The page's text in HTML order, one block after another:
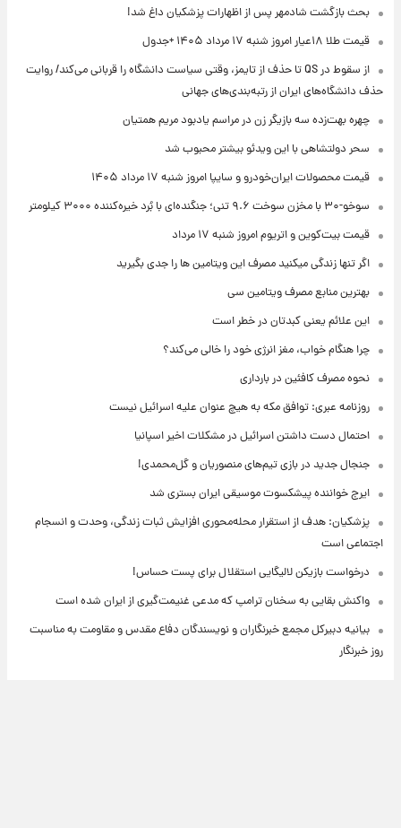
بحث بازگشت شادمهر پس از اظهارات پزشکیان داغ شد!
قیمت طلا ۱۸عیار امروز شنبه ۱۷ مرداد ۱۴۰۵ +جدول
از سقوط در QS تا حذف از تایمز، وقتی سیاست دانشگاه را قربانی می‌کند/ روایت
حذف دانشگاه‌های ایران از رتبه‌بندی‌های جهانی
چهره بهت‌زده سه بازیگر زن در مراسم یادبود مریم همتیان
سحر دولتشاهی با این ویدئو بیشتر محبوب شد
قیمت محصولات ایران‌خودرو و سایپا امروز شنبه ۱۷ مرداد ۱۴۰۵
سوخو-۳۰ با مخزن سوخت ۹.۶ تنی؛ جنگنده‌ای با بُرد خیره‌کننده ۳۰۰۰ کیلومتر
قیمت بیت‌کوین و اتریوم امروز شنبه ۱۷ مرداد
اگر تنها زندگی میکنید مصرف این ویتامین ها را جدی بگیرید
بهترین منابع مصرف ویتامین سی
این علائم یعنی کبدتان در خطر است
چرا هنگام خواب، مغز انرژی خود را خالی می‌کند؟
نحوه مصرف کافئین در بارداری
روزنامه عبری: توافق مکه به هیچ عنوان علیه اسرائیل نیست
احتمال دست داشتن اسرائیل در مشکلات اخیر اسپانیا
جنجال جدید در بازی تیم‌های منصوریان و گل‌محمدی!
ایرج خواننده پیشکسوت موسیقی ایران بستری شد
پزشکیان: هدف از استقرار محله‌محوری افزایش ثبات زندگی، وحدت و انسجام
اجتماعی است
درخواست بازیکن لالیگایی استقلال برای پست حساس!
واکنش بقایی به سخنان ترامپ که مدعی غنیمت‌گیری از ایران شده است
بیانیه دبیرکل مجمع خبرنگاران و نویسندگان دفاع مقدس و مقاومت به مناسبت
روز خبرنگار